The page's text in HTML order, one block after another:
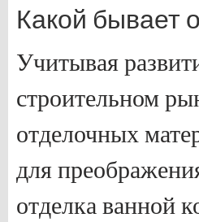
Какой бывает
Учитывая
строительном
отделочных
для
отделка ванной